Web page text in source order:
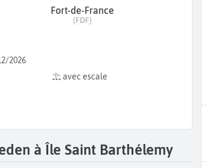
Fort-de-France
(FDF)
2026
avec escale
à Île Saint Barthélemy